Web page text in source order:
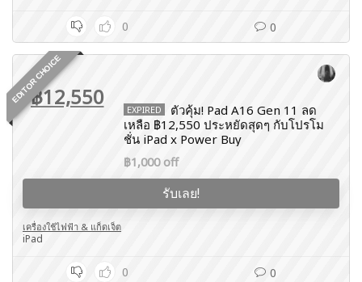
0 0
EDITOR CHOICE
฿12,550 EXPIRED
ตัวคุ้ม! Pad A16 Gen 11 ลด
เหลือ ฿12,550 ประหยัดสุดๆ กับโปรโม
ชั่น iPad x Power Buy
฿1,000 off
รับเลย!
เครื่องใช้ไฟฟ้า & แก็ดเจ็ต
iPad
0 0